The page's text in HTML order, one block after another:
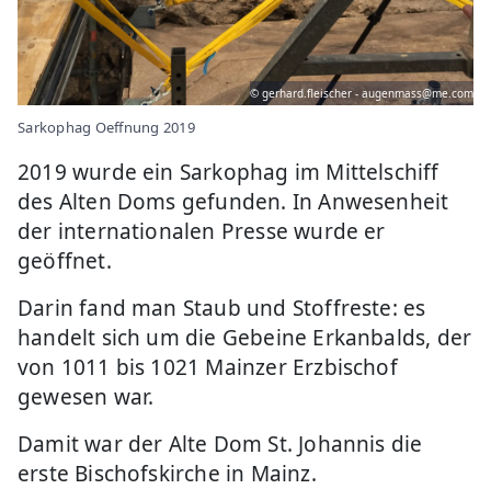
© gerhard.fleischer - augenmass@me.com
Sarkophag Oeffnung 2019
2019 wurde ein Sarkophag im Mittelschiff
des Alten Doms gefunden. In Anwesenheit
der internationalen Presse wurde er
geöffnet.
Darin fand man Staub und Stoffreste: es
handelt sich um die Gebeine Erkanbalds, der
von 1011 bis 1021 Mainzer Erzbischof
gewesen war.
Damit war der Alte Dom St. Johannis die
erste Bischofskirche in Mainz.